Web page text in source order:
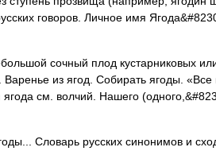
говоров. Личное имя
сочный плод кустарниковых или
из ягод. Собирать ягоды.
см. волчий. Нашего
Словарь русских синонимов и